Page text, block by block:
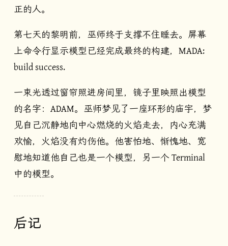
正的人。
第七天的黎明前，巫师终于支撑不住睡去。屏幕
上命令行显示模型已经完成最终的构建，MADA:
build success.
一束光透过窗帘照进房间里，镜子里映照出模型
的名字：ADAM。巫师梦见了一座环形的庙宇，梦
见自己沉静地向中心燃烧的火焰走去，内心充满
欢愉，火焰没有灼伤他。他害怕地、惭愧地、宽
慰地知道他自己也是一个模型，另一个 Terminal
中的模型。
后记